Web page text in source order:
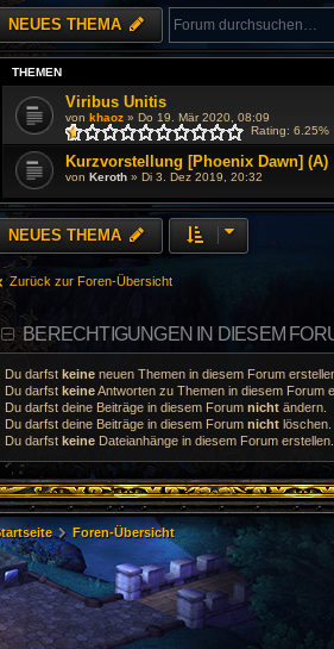
NEUES THEMA
THEMEN
Viribus Unitis
von khaoz » Do 19. Mär 2020, 08:09
Rating: 6.25%
Kurzvorstellung [Phoenix Dawn] (A)
von Keroth » Di 3. Dez 2019, 20:32
NEUES THEMA
Zurück zur Foren-Übersicht
BERECHTIGUNGEN IN DIESEM
Du darfst keine neuen Themen in diesem Forum
Du darfst keineAntworten zu Themen in diesem Forum
Du darfst deine Beiträge in diesem Forum nicht ändern.
Du darfst deine Beiträge in diesem Forum nicht löschen.
Du darfst keine Dateianhänge in diesem Forum erstellen.
Foren-Übersicht